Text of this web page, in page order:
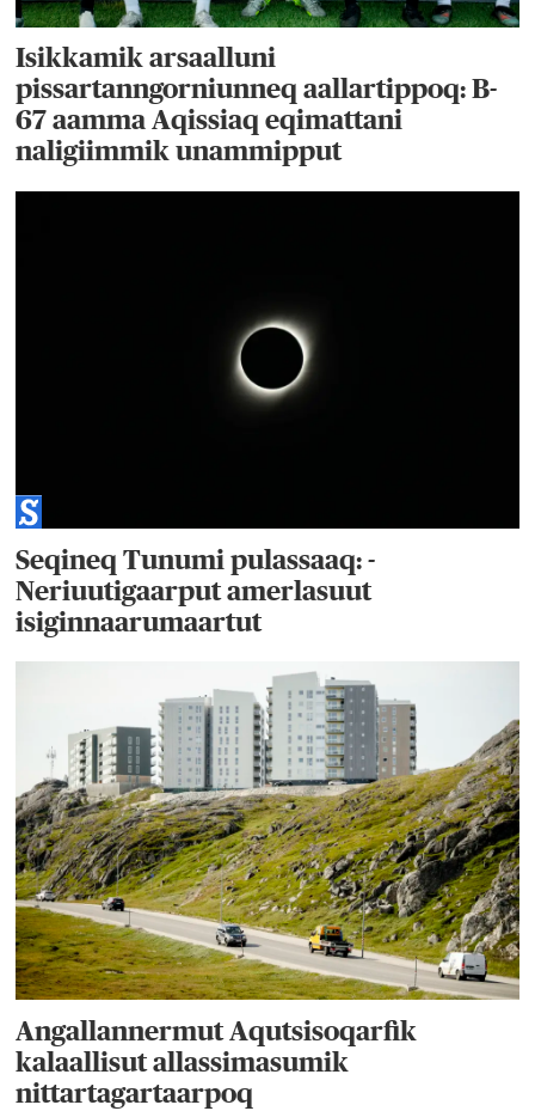
Isikkamik arsaalluni
pissartanngorniunneq aallartippoq: B-
67 aamma Aqissiaq eqimattani
naligiimmik unammipput
Seqineq Tunumi pulassaaq: -
Neriuutigaarput amerlasuut
isiginnaarumaartut
Angallannermut Aqutsisoqarfik
kalaallisut allassimasumik
nittartagartaarpoq